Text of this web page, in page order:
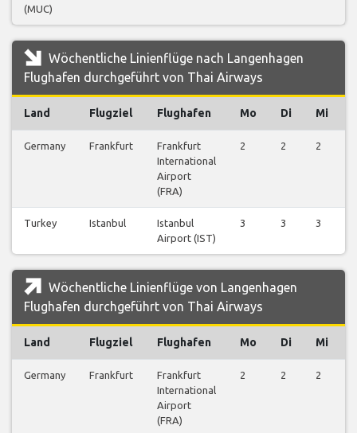
(MUC)
Wöchentliche Linienflüge nach Langenhagen
Flughafen durchgeführt von Thai Airways
Land Flugziel Flughafen Mo Di Mi
Germany Frankfurt
Frankfurt
International
Airport
(FRA)
2 2 2
Turkey Istanbul
Istanbul
Airport (IST)
3 3 3
Wöchentliche Linienflüge von Langenhagen
Flughafen durchgeführt von Thai Airways
Land Flugziel Flughafen Mo Di Mi
Germany Frankfurt
Frankfurt
International
Airport
(FRA)
2 2 2